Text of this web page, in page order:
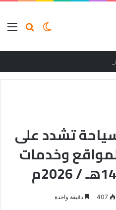
بحثالوضع
الألم زيارة الطبيب؟
تشدد على
وخدمات
407 دقيقة واحدة